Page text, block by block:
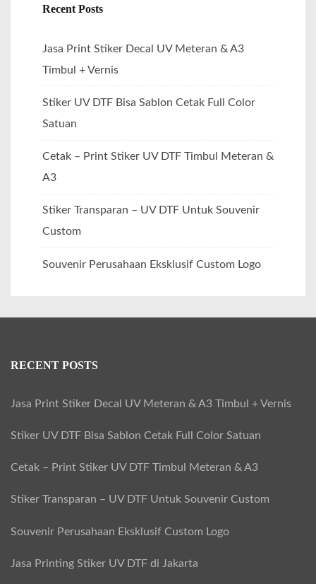
Recent Posts
Jasa Print Stiker Decal UV Meteran & A3
Timbul + Vernis
Stiker UV DTF Bisa Sablon Cetak Full Color
Satuan
Cetak – Print Stiker UV DTF Timbul Meteran &
A3
Stiker Transparan – UV DTF Untuk Souvenir
Custom
Souvenir Perusahaan Eksklusif Custom Logo
RECENT POSTS
Jasa Print Stiker Decal UV Meteran & A3 Timbul + Vernis
Stiker UV DTF Bisa Sablon Cetak Full Color Satuan
Cetak – Print Stiker UV DTF Timbul Meteran & A3
Stiker Transparan – UV DTF Untuk Souvenir Custom
Souvenir Perusahaan Eksklusif Custom Logo
Jasa Printing Stiker UV DTF di Jakarta